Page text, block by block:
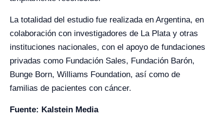
La totalidad del estudio fue realizada en Argentina, en
colaboración con investigadores de La Plata y otras
instituciones nacionales, con el apoyo de fundaciones
privadas como Fundación Sales, Fundación Barón,
Bunge Born, Williams Foundation, así como de
familias de pacientes con cáncer.
Fuente: Kalstein Media